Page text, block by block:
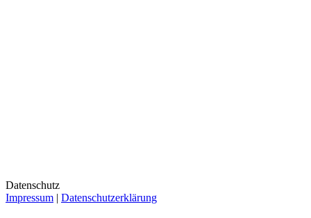
Datenschutz
Impressum | Datenschutzerklärung